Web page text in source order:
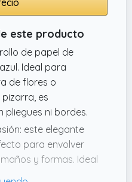
este producto
de papel de
Ideal para
de flores o
es
pliegues ni bordes.
este elegante
para envolver
y formas. Ideal